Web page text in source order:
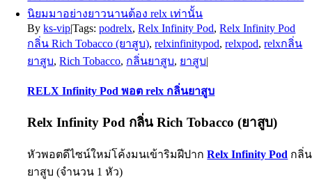
Byks-vip|Tags:podrelx,Relx Infinity Pod,Relx Infinity Pod
กลิ่น Rich Tobacco (ยาสูบ),relxinfinitypod,relxpod,relxกลิ่น
ยาสูบ,Rich Tobacco, กลิ่นยาสูบ, ยาสูบ|
RELX Infinity Pod พอต relx กลิ่นยาสูบ
Relx Infinity Pod กลิ่น Rich Tobacco (ยาสูบ)
หัวพอตดีไซน์ใหม่โค้งมนเข้าริมฝีปากRelx Infinity Pod กลิ่น
ยาสูบ (จำนวน 1 หัว)